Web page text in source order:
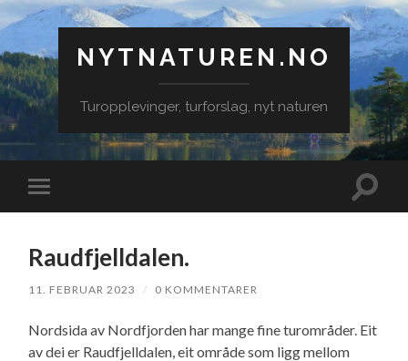
NYTNATUREN.NO
Turopplevinger, turforslag, nyt naturen
Veksle
mobilmeny
Veksle
Raudfjelldalen.
11. FEBRUAR 2023 / 0 KOMMENTARER
Nordsida av Nordfjorden har mange fine turområder. Eit
av dei er Raudfjelldalen, eit område som ligg mellom